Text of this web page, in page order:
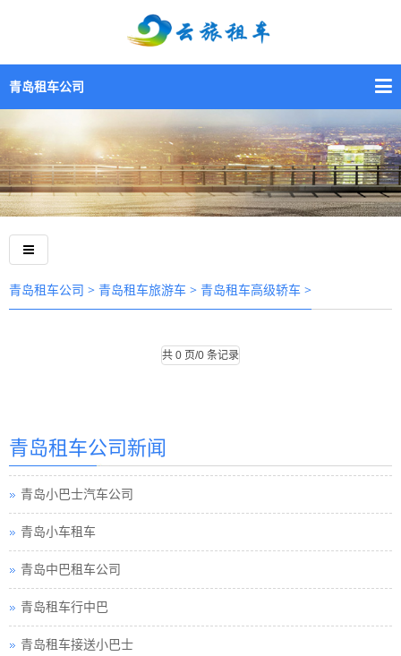
青岛租车公司
青岛租车公司 > 青岛租车旅游车 > 青岛租车高级轿车 >
共 0 页/0 条记录
青岛租车公司新闻
青岛租车价格巴士
青岛小巴士汽车公司
青岛小车租车
青岛中巴租车公司
青岛租车行中巴
青岛租车接送小巴士